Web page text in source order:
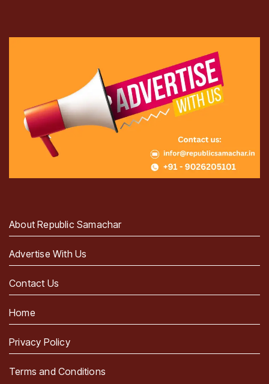
About Republic Samachar
Advertise With Us
Contact Us
Home
Privacy Policy
Terms and Conditions